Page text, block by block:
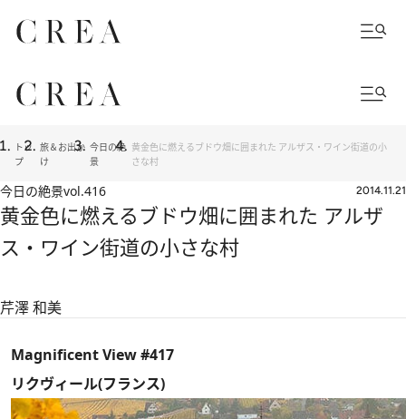
トッ
プ
旅＆お出か
け
今日の絶
景
黄金色に燃えるブドウ畑に囲まれた アルザス・ワイン街道の小
さな村
今日の絶景vol.416 2014.11.21
黄金色に燃えるブドウ畑に囲まれた アルザ
ス・ワイン街道の小さな村
芹澤 和美
Magnificent View #417
リクヴィール(フランス)